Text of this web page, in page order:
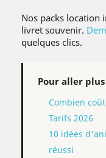
Nos packs location
livret souvenir.
quelques clics.
Pour aller
Combien
Tarifs 2026
10 idées
réussi